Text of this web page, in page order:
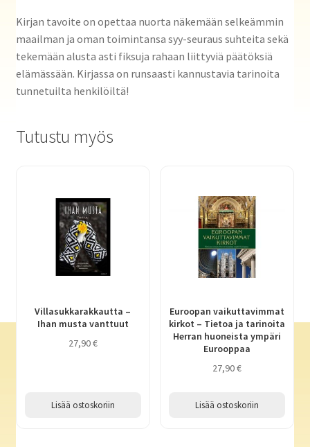
Kirjan tavoite on opettaa nuorta näkemään selkeämmin
maailman ja oman toimintansa syy-seuraus suhteita sekä
tekemään alusta asti fiksuja rahaan liittyviä päätöksiä
elämässään. Kirjassa on runsaasti kannustavia tarinoita
tunnetuilta henkilöiltä!
Tutustu myös
Villasukkarakkautta –
Ihan musta vanttuut
27,90€
Lisää ostoskoriin
Euroopan vaikuttavimmat
kirkot – Tietoa ja tarinoita
Herran huoneista ympäri
Eurooppaa
27,90€
Lisää ostoskoriin